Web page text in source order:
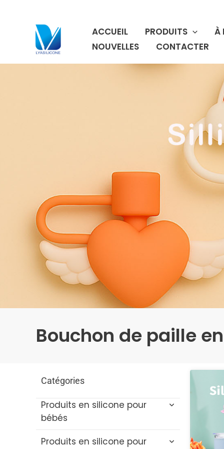
ACCUEIL PRODUITS À
NOUVELLES
CONTACTER
Bouchon de paille
Catégories
Produits en silicone pour
bébés
Jouets de bain pour bébé
Produits en silicone pour